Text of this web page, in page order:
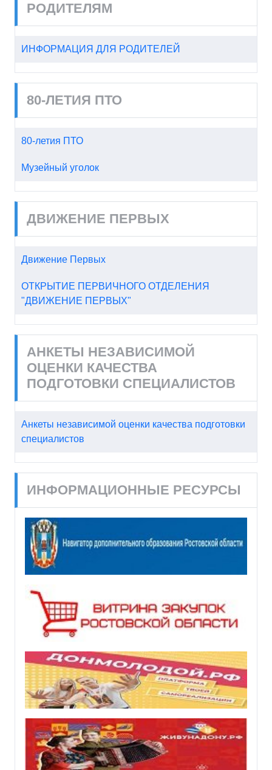
РОДИТЕЛЯМ
ИНФОРМАЦИЯ ДЛЯ РОДИТЕЛЕЙ
80-ЛЕТИЯ ПТО
80-летия ПТО
Музейный уголок
ДВИЖЕНИЕ ПЕРВЫХ
Движение Первых
ОТКРЫТИЕ ПЕРВИЧНОГО ОТДЕЛЕНИЯ
"ДВИЖЕНИЕ ПЕРВЫХ"
АНКЕТЫ НЕЗАВИСИМОЙ
ОЦЕНКИ КАЧЕСТВА
ПОДГОТОВКИ СПЕЦИАЛИСТОВ
Анкеты независимой оценки качества подготовки
специалистов
ИНФОРМАЦИОННЫЕ РЕСУРСЫ